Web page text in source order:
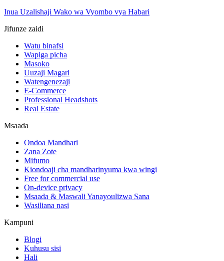
Inua Uzalishaji Wako wa Vyombo vya Habari
Jifunze zaidi
Watu binafsi
Wapiga picha
Masoko
Uuzaji Magari
Watengenezaji
E-Commerce
Professional Headshots
Real Estate
Msaada
Ondoa Mandhari
Zana Zote
Mifumo
Kiondoaji cha mandharinyuma kwa wingi
Free for commercial use
On-device privacy
Msaada & Maswali Yanayoulizwa Sana
Wasiliana nasi
Kampuni
Blogi
Kuhusu sisi
Hali